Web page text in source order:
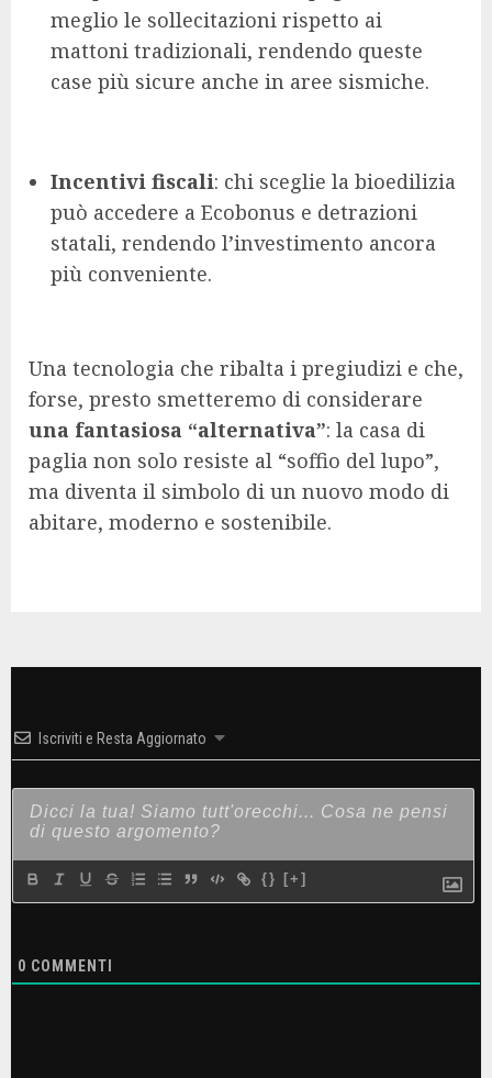
meglio le sollecitazioni rispetto ai
mattoni tradizionali, rendendo queste
case più sicure anche in aree sismiche.
Incentivi fiscali: chi sceglie la bioedilizia
può accedere a Ecobonus e detrazioni
statali, rendendo l’investimento ancora
più conveniente.
Una tecnologia che ribalta i pregiudizi e che,
forse, presto smetteremo di considerare
una fantasiosa “alternativa”: la casa di
paglia non solo resiste al “soffio del lupo”,
ma diventa il simbolo di un nuovo modo di
abitare, moderno e sostenibile.
Iscriviti e Resta Aggiornato
{} [+]
0 COMMENTI